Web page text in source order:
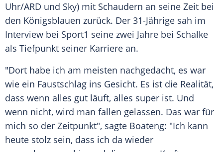
Uhr/ARD und Sky) mit Schaudern an seine Zeit bei
den Königsblauen zurück. Der 31-Jährige sah im
Interview bei Sport1 seine zwei Jahre bei Schalke
als Tiefpunkt seiner Karriere an.
"Dort habe ich am meisten nachgedacht, es war
wie ein Faustschlag ins Gesicht. Es ist die Realität,
dass wenn alles gut läuft, alles super ist. Und
wenn nicht, wird man fallen gelassen. Das war für
mich so der Zeitpunkt", sagte Boateng: "Ich kann
heute stolz sein, dass ich da wieder